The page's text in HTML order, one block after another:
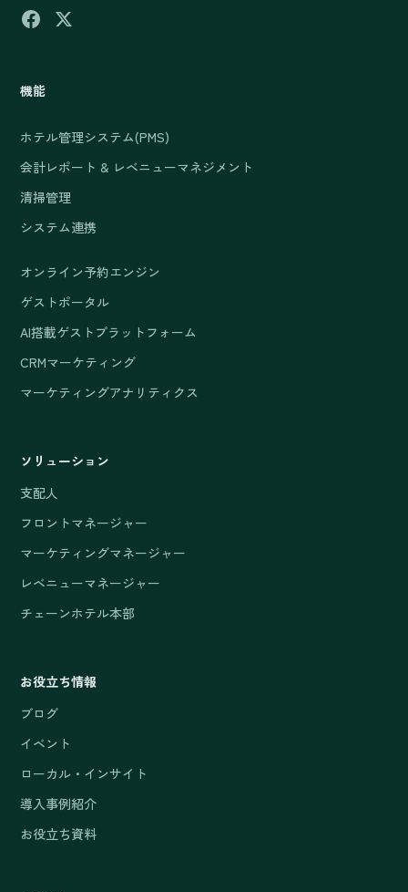
機能
ホテル管理システム(PMS)
会計レポート & レベニューマネジメント
清掃管理
システム連携
オンライン予約エンジン
ゲストポータル
AI搭載ゲストプラットフォーム
CRMマーケティング
マーケティングアナリティクス
ソリューション
支配人
フロントマネージャー
マーケティングマネージャー
レベニューマネージャー
チェーンホテル本部
お役立ち情報
ブログ
イベント
ローカル・インサイト
導入事例紹介
お役立ち資料